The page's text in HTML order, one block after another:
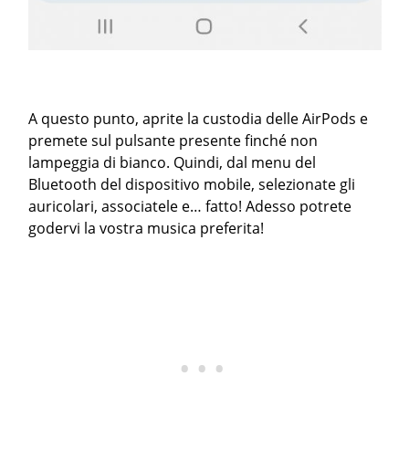
A questo punto, aprite la custodia delle AirPods e
premete sul pulsante presente finché non
lampeggia di bianco. Quindi, dal menu del
Bluetooth del dispositivo mobile, selezionate gli
auricolari, associatele e… fatto! Adesso potrete
godervi la vostra musica preferita!